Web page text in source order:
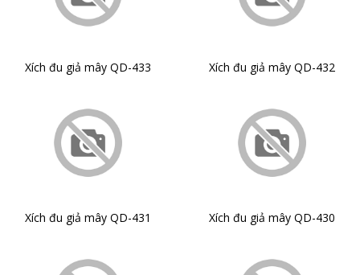
Xích đu giả mây QD-433 Xích đu giả mây QD-432
Xích đu giả mây QD-431 Xích đu giả mây QD-430